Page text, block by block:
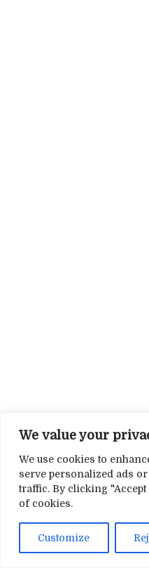
We value your
We use cookies to
serve personalized ads
traffic. By clicking
of cookies.
Customize